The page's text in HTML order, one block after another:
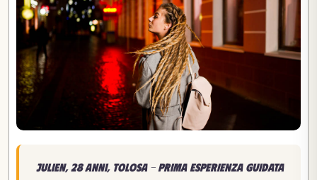
Julien, 28 anni, Tolosa - Prima esperienza guidata